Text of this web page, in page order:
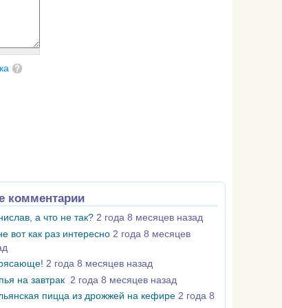
комментарии
а что не так? 2 года 8 месяцев назад
вот как раз интересно 2 года 8 месяцев
2 года 8 месяцев назад
на завтрак 2 года 8 месяцев назад
пицца из дрожжей на кефире 2 года 8